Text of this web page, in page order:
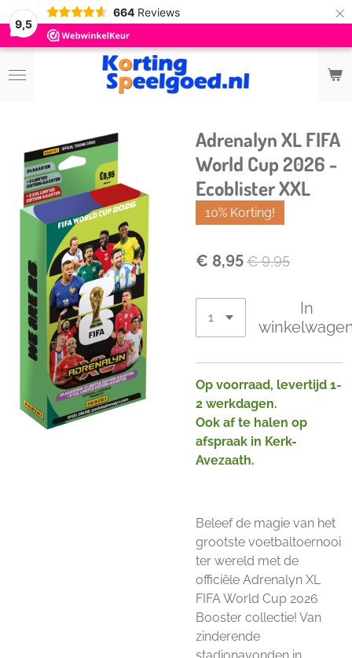
9,5
664 Reviews ×
Adrenalyn XL FIFA
World Cup 2026 -
Ecoblister XXL
10% Korting!
€ 8,95€ 9,95
In
Op voorraad, levertijd 1-
2 werkdagen.
Ook af te halen op
afspraak in Kerk-
Avezaath.
Beleef de magie van het
grootste voetbaltoernooi
ter wereld met de
officiële Adrenalyn XL
FIFA World Cup 2026
Booster collectie! Van
zinderende